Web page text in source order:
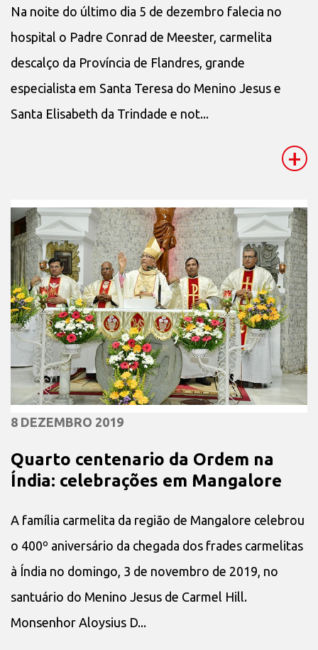
Na noite do último dia 5 de dezembro falecia no
hospital o Padre Conrad de Meester, carmelita
descalço da Província de Flandres, grande
especialista em Santa Teresa do Menino Jesus e
Santa Elisabeth da Trindade e not...
+
8 DEZEMBRO 2019
Quarto centenario da Ordem na
Índia: celebrações em Mangalore
A família carmelita da região de Mangalore celebrou
o 400º aniversário da chegada dos frades carmelitas
à Índia no domingo, 3 de novembro de 2019, no
santuário do Menino Jesus de Carmel Hill.
Monsenhor Aloysius D...